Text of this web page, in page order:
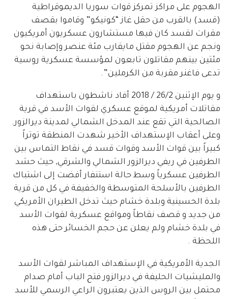
الهجوم على مراكز تمركز قوات سوريا الديموقراطية
(قسد) بالقرب من حقل غاز “كونيكو” وقاموا بقصف
مقرات لقسد كان فيها مستشارون عسكريون أمريكيون
ونجم عن الهجوم مقتل مايقارب مئة عنصر وإصابة نحو
مئتين بينهم مقاتلون تابعون لمؤسسة عسكرية روسية
تدعى فاغنر مقربة من الكرملين”.
و يوم الإثنين 26/2 / 2018 أفاد ناشطون باستهداف
مقاتلات أمريكية لموقع عسكري لقوات الأسد في قرية
الصالحية التي تقع عند المدخل الشمالي لمدينة ديرالزور.
وعلى أعقاب الإستهداف الأخير شهدت المنطقة توتراً
كبيراً بين قوات الأسد وقوات قسد في نقاط التماس بين
الطرفين في ريفي ديرالزور الشمالي والشرقي, حيث حشد
الطرفين عسكرياً وسط حالة استنفار أفضت إلى اشتباك
الطرفين بالأسلحة المتوسطة والخفيفة في كل من قرية
بلدة الحسينية وبلدة خشام حيث تدخل الطيران الأمريكي
من جديد و قصف نقاطاً ومواقع عسكرية لقوات الأسد
في بلدة خشام ولم يعلن عن حجم الخسائر حتى هذه
اللحظة .
الجدية الأمريكية في الإستهداف المباشر لقوات الأسد
والمليشيات الحليفة في ديرالزور فتح الباب أمام صدام
محتمل بين الروس الذين يعتبرون الراعي الرسمي للأسد